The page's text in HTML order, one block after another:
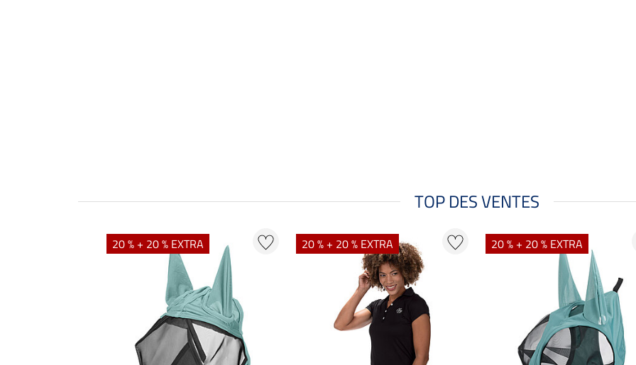
TOP DES VENTES
20 % + 20 % EXTRA 20 % + 20 % EXTRA 20 % + 20 % EXTRA